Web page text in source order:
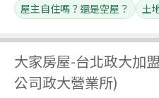
大家房屋-台北政大加
公司政大營業所)
屋主自住嗎？還是空屋？
土